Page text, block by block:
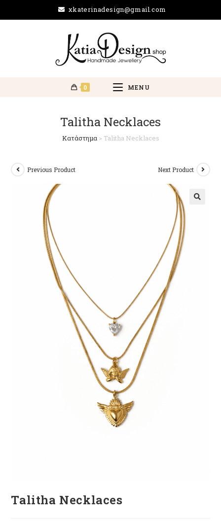
xkaterinadesign@gmail.com
0 MENU
Talitha Necklaces
Κατάστημα> Talitha Necklaces
Previous Product Next Product
Talitha Necklaces